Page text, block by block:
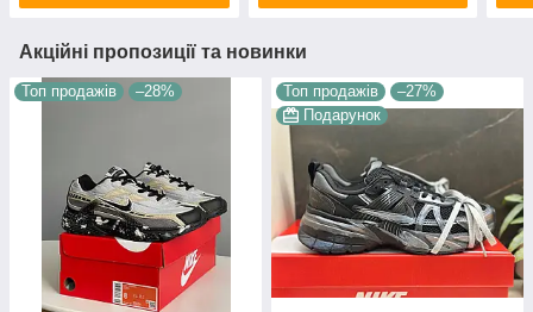
Акційні пропозиції та новинки
Топ продажів –28% Топ продажів
–27%
Подарунок